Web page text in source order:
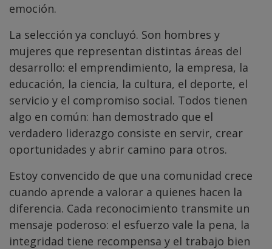
emoción.
La selección ya concluyó. Son hombres y
mujeres que representan distintas áreas del
desarrollo: el emprendimiento, la empresa, la
educación, la ciencia, la cultura, el deporte, el
servicio y el compromiso social. Todos tienen
algo en común: han demostrado que el
verdadero liderazgo consiste en servir, crear
oportunidades y abrir camino para otros.
Estoy convencido de que una comunidad crece
cuando aprende a valorar a quienes hacen la
diferencia. Cada reconocimiento transmite un
mensaje poderoso: el esfuerzo vale la pena, la
integridad tiene recompensa y el trabajo bien